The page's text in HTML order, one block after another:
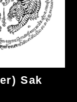
Sak